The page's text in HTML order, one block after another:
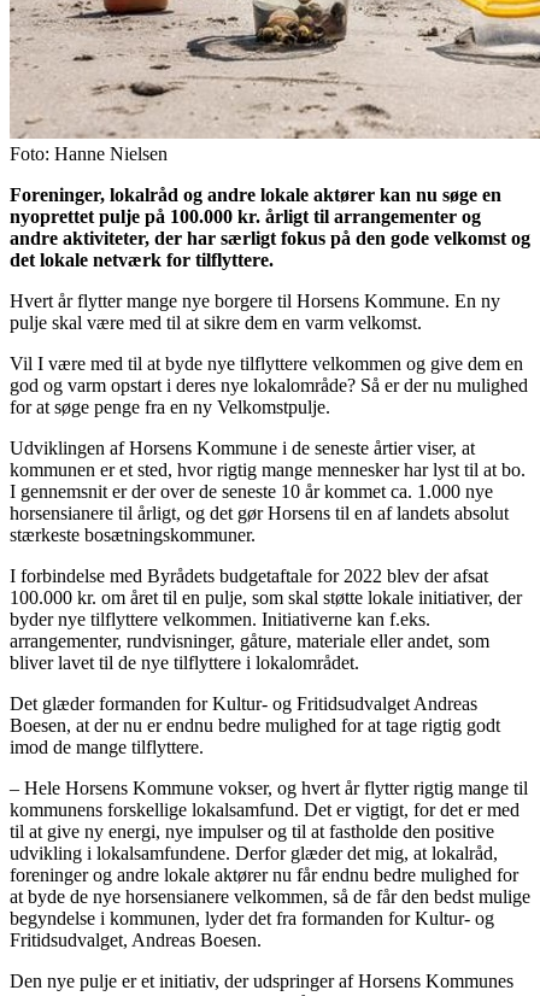
Foto: Hanne Nielsen
Foreninger, lokalråd og andre lokale aktører kan nu søge en
nyoprettet pulje på 100.000 kr. årligt til arrangementer og
andre aktiviteter, der har særligt fokus på den gode velkomst og
det lokale netværk for tilflyttere.
Hvert år flytter mange nye borgere til Horsens Kommune. En ny
pulje skal være med til at sikre dem en varm velkomst.
Vil I være med til at byde nye tilflyttere velkommen og give dem en
god og varm opstart i deres nye lokalområde? Så er der nu mulighed
for at søge penge fra en ny Velkomstpulje.
Udviklingen af Horsens Kommune i de seneste årtier viser, at
kommunen er et sted, hvor rigtig mange mennesker har lyst til at bo.
I gennemsnit er der over de seneste 10 år kommet ca. 1.000 nye
horsensianere til årligt, og det gør Horsens til en af landets absolut
stærkeste bosætningskommuner.
I forbindelse med Byrådets budgetaftale for 2022 blev der afsat
100.000 kr. om året til en pulje, som skal støtte lokale initiativer, der
byder nye tilflyttere velkommen. Initiativerne kan f.eks.
arrangementer, rundvisninger, gåture, materiale eller andet, som
bliver lavet til de nye tilflyttere i lokalområdet.
Det glæder formanden for Kultur- og Fritidsudvalget Andreas
Boesen, at der nu er endnu bedre mulighed for at tage rigtig godt
imod de mange tilflyttere.
– Hele Horsens Kommune vokser, og hvert år flytter rigtig mange til
kommunens forskellige lokalsamfund. Det er vigtigt, for det er med
til at give ny energi, nye impulser og til at fastholde den positive
udvikling i lokalsamfundene. Derfor glæder det mig, at lokalråd,
foreninger og andre lokale aktører nu får endnu bedre mulighed for
at byde de nye horsensianere velkommen, så de får den bedst mulige
begyndelse i kommunen, lyder det fra formanden for Kultur- og
Fritidsudvalget, Andreas Boesen.
Den nye pulje er et initiativ, der udspringer af Horsens Kommunes